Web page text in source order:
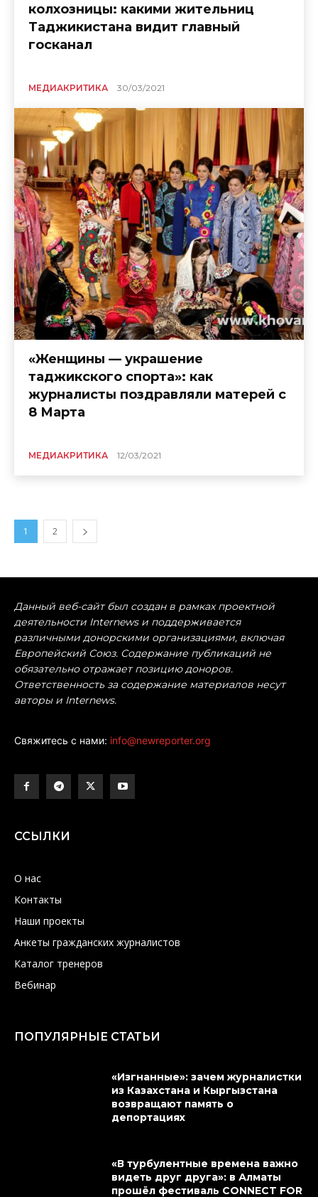
колхозницы: какими жительниц
Таджикистана видит главный
госканал
МЕДИАКРИТИКА 30/03/2021
«Женщины — украшение
таджикского спорта»: как
журналисты поздравляли матерей с
8 Марта
МЕДИАКРИТИКА 12/03/2021
1 2
Данный веб-сайт был создан в рамках проектной
деятельности Internews и поддерживается
различными донорскими организациями, включая
Европейский Союз. Содержание публикаций не
обязательно отражает позицию доноров.
Ответственность за содержание материалов несут
авторы и Internews.
Свяжитесь с нами: info@newreporter.org
ССЫЛКИ
О нас
Контакты
Наши проекты
Анкеты гражданских журналистов
Каталог тренеров
Вебинар
ПОПУЛЯРНЫЕ СТАТЬИ
«Изгнанные»: зачем журналистки
из Казахстана и Кыргызстана
возвращают память о
депортациях
«В турбулентные времена важно
видеть друг друга»: в Алматы
прошёл фестиваль CONNECT FOR